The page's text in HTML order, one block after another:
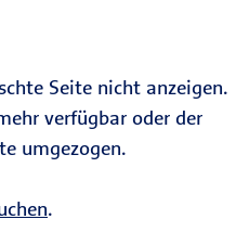
Seite nicht anzeigen.
verfügbar oder der
umgezogen.
.